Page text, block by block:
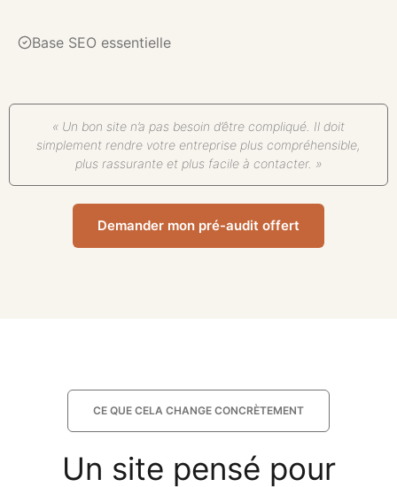
Base SEO essentielle
« Un bon site n’a pas besoin d’être compliqué. Il doit
simplement rendre votre entreprise plus compréhensible,
plus rassurante et plus facile à contacter. »
Demander mon pré-audit offert
CE QUE CELA CHANGE CONCRÈTEMENT
Un site pensé pour